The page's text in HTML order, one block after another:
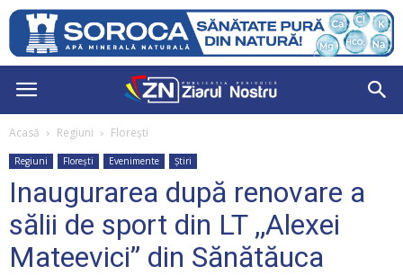
Acasă Regiuni Florești
Regiuni Florești Evenimente Știri
Inaugurarea după renovare a
sălii de sport din LT ,,Alexei
Mateevici” din Sănătăuca